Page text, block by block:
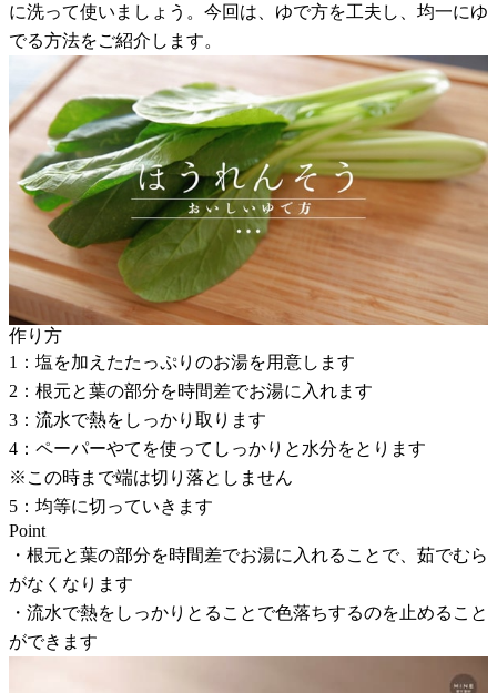
に洗って使いましょう。今回は、ゆで方を工夫し、均一にゆ
でる方法をご紹介します。
作り方
1：塩を加えたたっぷりのお湯を用意します
2：根元と葉の部分を時間差でお湯に入れます
3：流水で熱をしっかり取ります
4：ペーパーやてを使ってしっかりと水分をとります
※この時まで端は切り落としません
5：均等に切っていきます
Point
・根元と葉の部分を時間差でお湯に入れることで、茹でむら
がなくなります
・流水で熱をしっかりとることで色落ちするのを止めること
ができます